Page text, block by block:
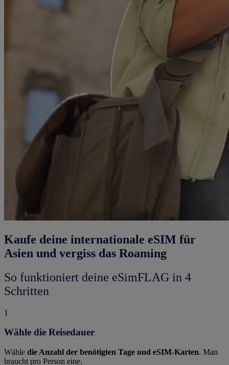
Kaufe deine internationale eSIM für
Asien und vergiss das Roaming
So funktioniert deine eSimFLAG in 4
Schritten
1
Wähle die Reisedauer
Wähle die Anzahl der benötigten Tage und eSIM-Karten. Man
braucht pro Person eine.